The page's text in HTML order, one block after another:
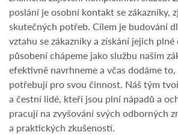
poslání je osobní kontakt se zákazníky,
skutečných potřeb. Cílem je budování
vztahu se zákazníky a získání jejich plné
působení chápeme jako službu našim
efektivně navrhneme a včas dodáme
potřebují pro svou činnost. Náš tým
a čestní lidé, kteří jsou plní nápadů a
pracují na zvyšování svých odborných
a praktických zkušeností.